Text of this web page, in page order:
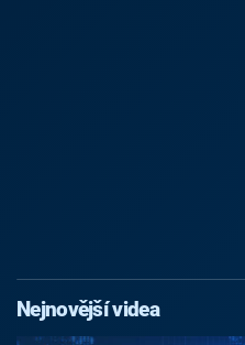
Nejnovější videa